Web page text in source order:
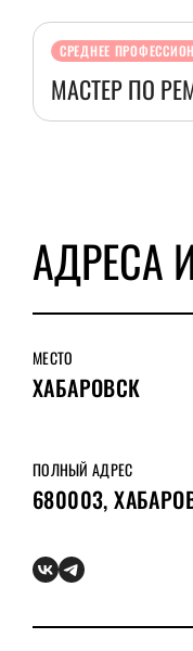
СРЕДНЕЕ
МАСТЕР ПО
АДРЕСА
МЕСТО
ХАБАРОВСК
ПОЛНЫЙ АДРЕС
680003,